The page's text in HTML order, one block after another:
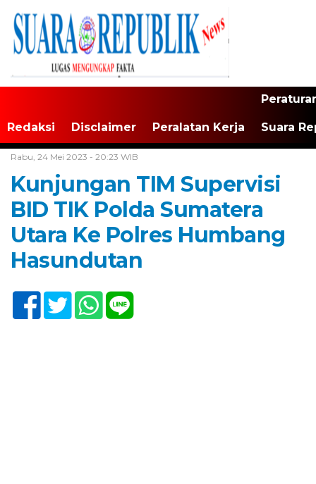
Redaksi Disclaimer Peralatan Kerja Suara
Rabu, 24 Mei 2023 - 20:23 WIB
Kunjungan TIM Supervisi
BID TIK Polda Sumatera
Utara Ke Polres Humbang
Hasundutan